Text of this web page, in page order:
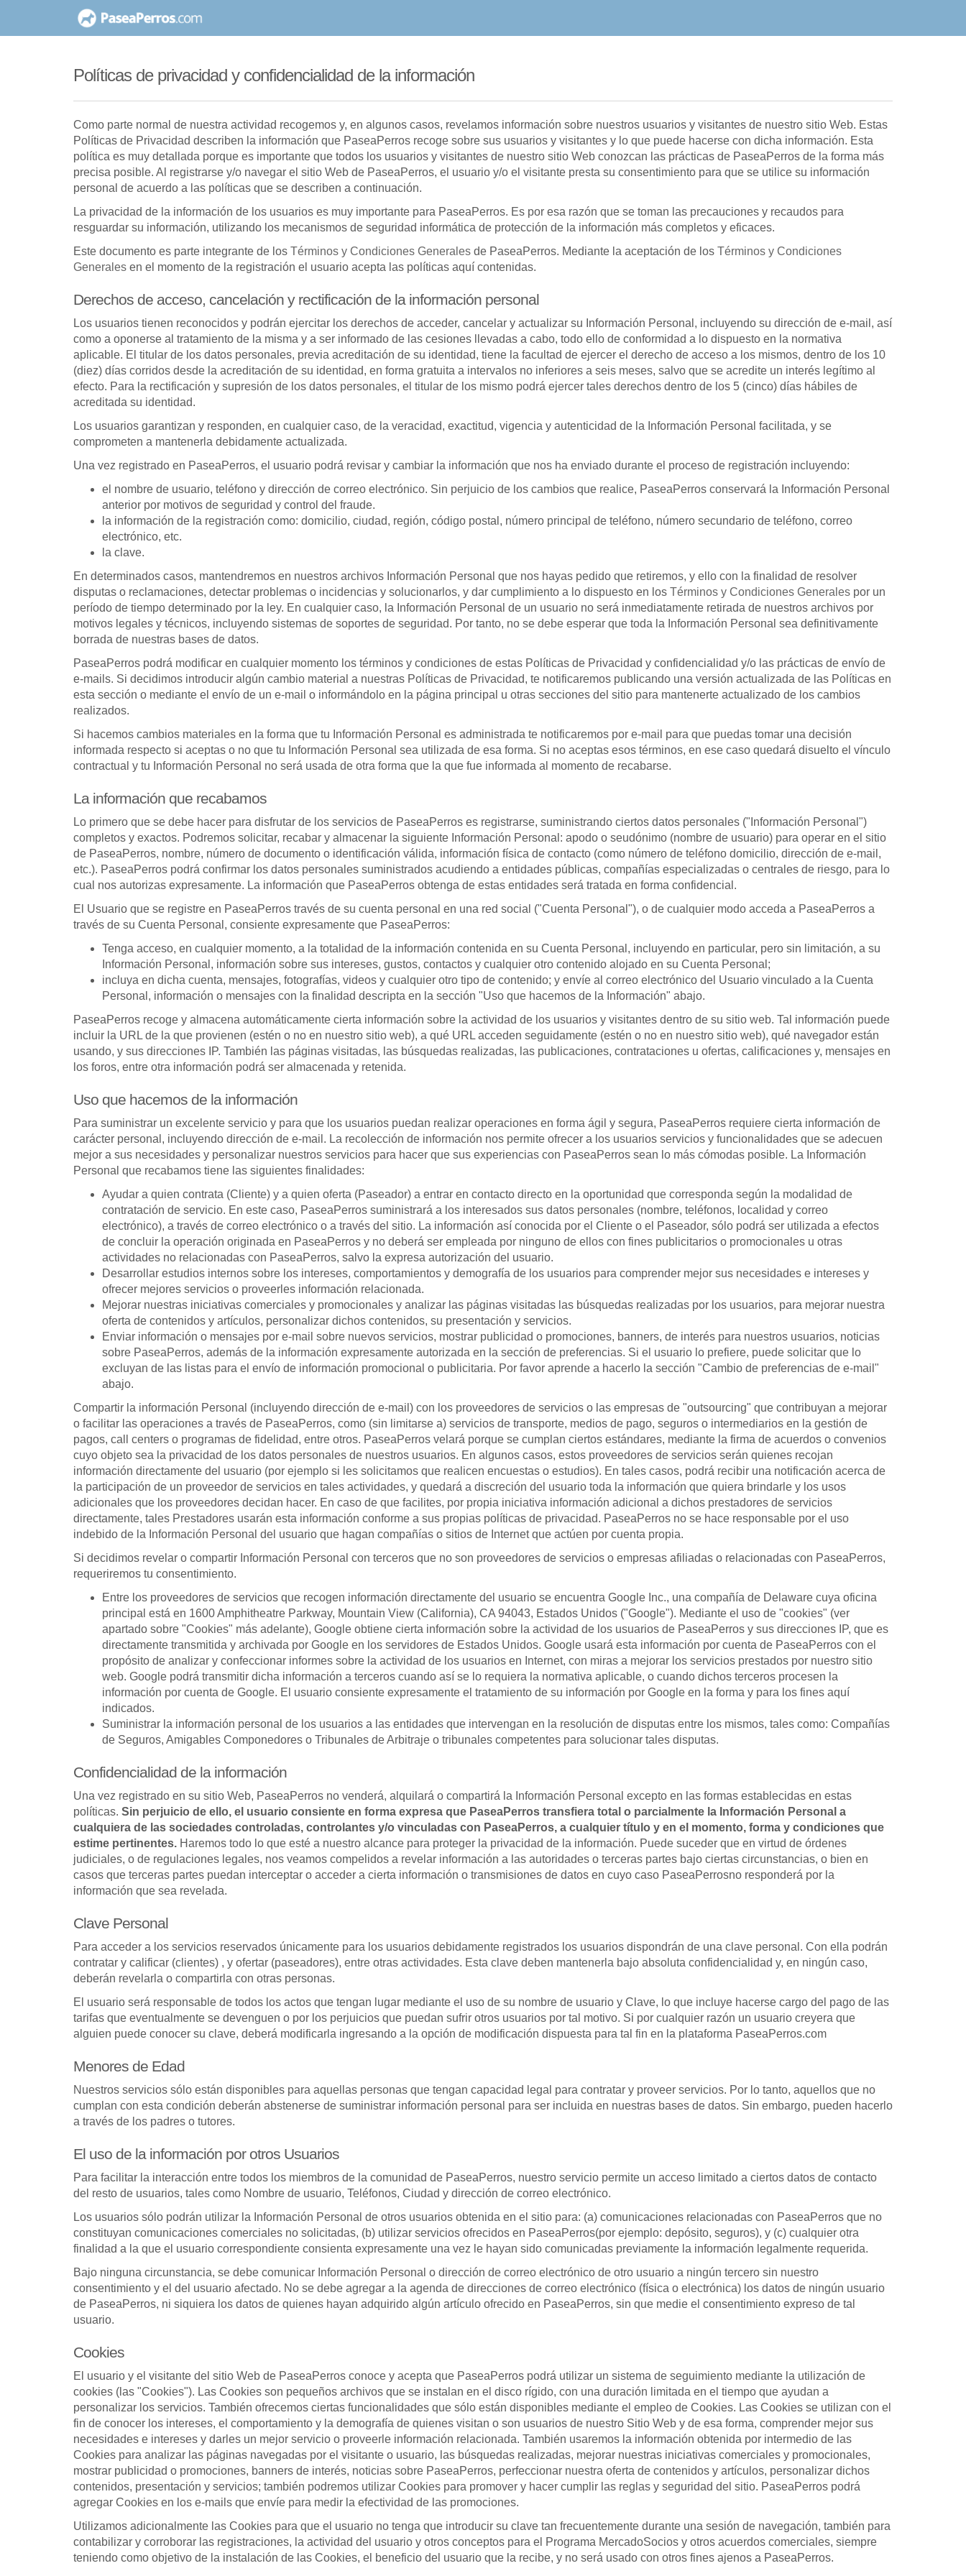
contenido
Políticas de privacidad y confidencialidad de la información
Como parte normal de nuestra actividad recogemos y, en algunos casos, revelamos información sobre nuestros usuarios y visitantes de nuestro sitio Web. Estas
Políticas de Privacidad describen la información que PaseaPerros recoge sobre sus usuarios y visitantes y lo que puede hacerse con dicha información. Esta
política es muy detallada porque es importante que todos los usuarios y visitantes de nuestro sitio Web conozcan las prácticas de PaseaPerros de la forma más
precisa posible. Al registrarse y/o navegar el sitio Web de PaseaPerros, el usuario y/o el visitante presta su consentimiento para que se utilice su información
personal de acuerdo a las políticas que se describen a continuación.
La privacidad de la información de los usuarios es muy importante para PaseaPerros. Es por esa razón que se toman las precauciones y recaudos para
resguardar su información, utilizando los mecanismos de seguridad informática de protección de la información más completos y eficaces.
Este documento es parte integrante de los Términos y Condiciones Generales de PaseaPerros. Mediante la aceptación de los Términos y Condiciones
Generales en el momento de la registración el usuario acepta las políticas aquí contenidas.
Derechos de acceso, cancelación y rectificación de la información personal
Los usuarios tienen reconocidos y podrán ejercitar los derechos de acceder, cancelar y actualizar su Información Personal, incluyendo su dirección de e-mail, así
como a oponerse al tratamiento de la misma y a ser informado de las cesiones llevadas a cabo, todo ello de conformidad a lo dispuesto en la normativa
aplicable. El titular de los datos personales, previa acreditación de su identidad, tiene la facultad de ejercer el derecho de acceso a los mismos, dentro de los 10
(diez) días corridos desde la acreditación de su identidad, en forma gratuita a intervalos no inferiores a seis meses, salvo que se acredite un interés legítimo al
efecto. Para la rectificación y supresión de los datos personales, el titular de los mismo podrá ejercer tales derechos dentro de los 5 (cinco) días hábiles de
acreditada su identidad.
Los usuarios garantizan y responden, en cualquier caso, de la veracidad, exactitud, vigencia y autenticidad de la Información Personal facilitada, y se
comprometen a mantenerla debidamente actualizada.
Una vez registrado en PaseaPerros, el usuario podrá revisar y cambiar la información que nos ha enviado durante el proceso de registración incluyendo:
el nombre de usuario, teléfono y dirección de correo electrónico. Sin perjuicio de los cambios que realice, PaseaPerros conservará la Información Personal
anterior por motivos de seguridad y control del fraude.
la información de la registración como: domicilio, ciudad, región, código postal, número principal de teléfono, número secundario de teléfono, correo
electrónico, etc.
la clave.
En determinados casos, mantendremos en nuestros archivos Información Personal que nos hayas pedido que retiremos, y ello con la finalidad de resolver
disputas o reclamaciones, detectar problemas o incidencias y solucionarlos, y dar cumplimiento a lo dispuesto en los Términos y Condiciones Generales por un
período de tiempo determinado por la ley. En cualquier caso, la Información Personal de un usuario no será inmediatamente retirada de nuestros archivos por
motivos legales y técnicos, incluyendo sistemas de soportes de seguridad. Por tanto, no se debe esperar que toda la Información Personal sea definitivamente
borrada de nuestras bases de datos.
PaseaPerros podrá modificar en cualquier momento los términos y condiciones de estas Políticas de Privacidad y confidencialidad y/o las prácticas de envío de
e-mails. Si decidimos introducir algún cambio material a nuestras Políticas de Privacidad, te notificaremos publicando una versión actualizada de las Políticas en
esta sección o mediante el envío de un e-mail o informándolo en la página principal u otras secciones del sitio para mantenerte actualizado de los cambios
realizados.
Si hacemos cambios materiales en la forma que tu Información Personal es administrada te notificaremos por e-mail para que puedas tomar una decisión
informada respecto si aceptas o no que tu Información Personal sea utilizada de esa forma. Si no aceptas esos términos, en ese caso quedará disuelto el vínculo
contractual y tu Información Personal no será usada de otra forma que la que fue informada al momento de recabarse.
La información que recabamos
Lo primero que se debe hacer para disfrutar de los servicios de PaseaPerros es registrarse, suministrando ciertos datos personales ("Información Personal")
completos y exactos. Podremos solicitar, recabar y almacenar la siguiente Información Personal: apodo o seudónimo (nombre de usuario) para operar en el sitio
de PaseaPerros, nombre, número de documento o identificación válida, información física de contacto (como número de teléfono domicilio, dirección de e-mail,
etc.). PaseaPerros podrá confirmar los datos personales suministrados acudiendo a entidades públicas, compañías especializadas o centrales de riesgo, para lo
cual nos autorizas expresamente. La información que PaseaPerros obtenga de estas entidades será tratada en forma confidencial.
El Usuario que se registre en PaseaPerros través de su cuenta personal en una red social ("Cuenta Personal"), o de cualquier modo acceda a PaseaPerros a
través de su Cuenta Personal, consiente expresamente que PaseaPerros:
Tenga acceso, en cualquier momento, a la totalidad de la información contenida en su Cuenta Personal, incluyendo en particular, pero sin limitación, a su
Información Personal, información sobre sus intereses, gustos, contactos y cualquier otro contenido alojado en su Cuenta Personal;
incluya en dicha cuenta, mensajes, fotografías, videos y cualquier otro tipo de contenido; y envíe al correo electrónico del Usuario vinculado a la Cuenta
Personal, información o mensajes con la finalidad descripta en la sección "Uso que hacemos de la Información" abajo.
PaseaPerros recoge y almacena automáticamente cierta información sobre la actividad de los usuarios y visitantes dentro de su sitio web. Tal información puede
incluir la URL de la que provienen (estén o no en nuestro sitio web), a qué URL acceden seguidamente (estén o no en nuestro sitio web), qué navegador están
usando, y sus direcciones IP. También las páginas visitadas, las búsquedas realizadas, las publicaciones, contrataciones u ofertas, calificaciones y, mensajes en
los foros, entre otra información podrá ser almacenada y retenida.
Uso que hacemos de la información
Para suministrar un excelente servicio y para que los usuarios puedan realizar operaciones en forma ágil y segura, PaseaPerros requiere cierta información de
carácter personal, incluyendo dirección de e-mail. La recolección de información nos permite ofrecer a los usuarios servicios y funcionalidades que se adecuen
mejor a sus necesidades y personalizar nuestros servicios para hacer que sus experiencias con PaseaPerros sean lo más cómodas posible. La Información
Personal que recabamos tiene las siguientes finalidades:
Ayudar a quien contrata (Cliente) y a quien oferta (Paseador) a entrar en contacto directo en la oportunidad que corresponda según la modalidad de
contratación de servicio. En este caso, PaseaPerros suministrará a los interesados sus datos personales (nombre, teléfonos, localidad y correo
electrónico), a través de correo electrónico o a través del sitio. La información así conocida por el Cliente o el Paseador, sólo podrá ser utilizada a efectos
de concluir la operación originada en PaseaPerros y no deberá ser empleada por ninguno de ellos con fines publicitarios o promocionales u otras
actividades no relacionadas con PaseaPerros, salvo la expresa autorización del usuario.
Desarrollar estudios internos sobre los intereses, comportamientos y demografía de los usuarios para comprender mejor sus necesidades e intereses y
ofrecer mejores servicios o proveerles información relacionada.
Mejorar nuestras iniciativas comerciales y promocionales y analizar las páginas visitadas las búsquedas realizadas por los usuarios, para mejorar nuestra
oferta de contenidos y artículos, personalizar dichos contenidos, su presentación y servicios.
Enviar información o mensajes por e-mail sobre nuevos servicios, mostrar publicidad o promociones, banners, de interés para nuestros usuarios, noticias
sobre PaseaPerros, además de la información expresamente autorizada en la sección de preferencias. Si el usuario lo prefiere, puede solicitar que lo
excluyan de las listas para el envío de información promocional o publicitaria. Por favor aprende a hacerlo la sección "Cambio de preferencias de e-mail"
abajo.
Compartir la información Personal (incluyendo dirección de e-mail) con los proveedores de servicios o las empresas de "outsourcing" que contribuyan a mejorar
o facilitar las operaciones a través de PaseaPerros, como (sin limitarse a) servicios de transporte, medios de pago, seguros o intermediarios en la gestión de
pagos, call centers o programas de fidelidad, entre otros. PaseaPerros velará porque se cumplan ciertos estándares, mediante la firma de acuerdos o convenios
cuyo objeto sea la privacidad de los datos personales de nuestros usuarios. En algunos casos, estos proveedores de servicios serán quienes recojan
información directamente del usuario (por ejemplo si les solicitamos que realicen encuestas o estudios). En tales casos, podrá recibir una notificación acerca de
la participación de un proveedor de servicios en tales actividades, y quedará a discreción del usuario toda la información que quiera brindarle y los usos
adicionales que los proveedores decidan hacer. En caso de que facilites, por propia iniciativa información adicional a dichos prestadores de servicios
directamente, tales Prestadores usarán esta información conforme a sus propias políticas de privacidad. PaseaPerros no se hace responsable por el uso
indebido de la Información Personal del usuario que hagan compañías o sitios de Internet que actúen por cuenta propia.
Si decidimos revelar o compartir Información Personal con terceros que no son proveedores de servicios o empresas afiliadas o relacionadas con PaseaPerros,
requeriremos tu consentimiento.
Entre los proveedores de servicios que recogen información directamente del usuario se encuentra Google Inc., una compañía de Delaware cuya oficina
principal está en 1600 Amphitheatre Parkway, Mountain View (California), CA 94043, Estados Unidos ("Google"). Mediante el uso de "cookies" (ver
apartado sobre "Cookies" más adelante), Google obtiene cierta información sobre la actividad de los usuarios de PaseaPerros y sus direcciones IP, que es
directamente transmitida y archivada por Google en los servidores de Estados Unidos. Google usará esta información por cuenta de PaseaPerros con el
propósito de analizar y confeccionar informes sobre la actividad de los usuarios en Internet, con miras a mejorar los servicios prestados por nuestro sitio
web. Google podrá transmitir dicha información a terceros cuando así se lo requiera la normativa aplicable, o cuando dichos terceros procesen la
información por cuenta de Google. El usuario consiente expresamente el tratamiento de su información por Google en la forma y para los fines aquí
indicados.
Suministrar la información personal de los usuarios a las entidades que intervengan en la resolución de disputas entre los mismos, tales como: Compañías
de Seguros, Amigables Componedores o Tribunales de Arbitraje o tribunales competentes para solucionar tales disputas.
Confidencialidad de la información
Una vez registrado en su sitio Web, PaseaPerros no venderá, alquilará o compartirá la Información Personal excepto en las formas establecidas en estas
políticas. Sin perjuicio de ello, el usuario consiente en forma expresa que PaseaPerros transfiera total o parcialmente la Información Personal a
cualquiera de las sociedades controladas, controlantes y/o vinculadas con PaseaPerros, a cualquier título y en el momento, forma y condiciones que
estime pertinentes. Haremos todo lo que esté a nuestro alcance para proteger la privacidad de la información. Puede suceder que en virtud de órdenes
judiciales, o de regulaciones legales, nos veamos compelidos a revelar información a las autoridades o terceras partes bajo ciertas circunstancias, o bien en
casos que terceras partes puedan interceptar o acceder a cierta información o transmisiones de datos en cuyo caso PaseaPerrosno responderá por la
información que sea revelada.
Clave Personal
Para acceder a los servicios reservados únicamente para los usuarios debidamente registrados los usuarios dispondrán de una clave personal. Con ella podrán
contratar y calificar (clientes) , y ofertar (paseadores), entre otras actividades. Esta clave deben mantenerla bajo absoluta confidencialidad y, en ningún caso,
deberán revelarla o compartirla con otras personas.
El usuario será responsable de todos los actos que tengan lugar mediante el uso de su nombre de usuario y Clave, lo que incluye hacerse cargo del pago de las
tarifas que eventualmente se devenguen o por los perjuicios que puedan sufrir otros usuarios por tal motivo. Si por cualquier razón un usuario creyera que
alguien puede conocer su clave, deberá modificarla ingresando a la opción de modificación dispuesta para tal fin en la plataforma PaseaPerros.com
Menores de Edad
Nuestros servicios sólo están disponibles para aquellas personas que tengan capacidad legal para contratar y proveer servicios. Por lo tanto, aquellos que no
cumplan con esta condición deberán abstenerse de suministrar información personal para ser incluida en nuestras bases de datos. Sin embargo, pueden hacerlo
a través de los padres o tutores.
El uso de la información por otros Usuarios
Para facilitar la interacción entre todos los miembros de la comunidad de PaseaPerros, nuestro servicio permite un acceso limitado a ciertos datos de contacto
del resto de usuarios, tales como Nombre de usuario, Teléfonos, Ciudad y dirección de correo electrónico.
Los usuarios sólo podrán utilizar la Información Personal de otros usuarios obtenida en el sitio para: (a) comunicaciones relacionadas con PaseaPerros que no
constituyan comunicaciones comerciales no solicitadas, (b) utilizar servicios ofrecidos en PaseaPerros(por ejemplo: depósito, seguros), y (c) cualquier otra
finalidad a la que el usuario correspondiente consienta expresamente una vez le hayan sido comunicadas previamente la información legalmente requerida.
Bajo ninguna circunstancia, se debe comunicar Información Personal o dirección de correo electrónico de otro usuario a ningún tercero sin nuestro
consentimiento y el del usuario afectado. No se debe agregar a la agenda de direcciones de correo electrónico (física o electrónica) los datos de ningún usuario
de PaseaPerros, ni siquiera los datos de quienes hayan adquirido algún artículo ofrecido en PaseaPerros, sin que medie el consentimiento expreso de tal
usuario.
Cookies
El usuario y el visitante del sitio Web de PaseaPerros conoce y acepta que PaseaPerros podrá utilizar un sistema de seguimiento mediante la utilización de
cookies (las "Cookies"). Las Cookies son pequeños archivos que se instalan en el disco rígido, con una duración limitada en el tiempo que ayudan a
personalizar los servicios. También ofrecemos ciertas funcionalidades que sólo están disponibles mediante el empleo de Cookies. Las Cookies se utilizan con el
fin de conocer los intereses, el comportamiento y la demografía de quienes visitan o son usuarios de nuestro Sitio Web y de esa forma, comprender mejor sus
necesidades e intereses y darles un mejor servicio o proveerle información relacionada. También usaremos la información obtenida por intermedio de las
Cookies para analizar las páginas navegadas por el visitante o usuario, las búsquedas realizadas, mejorar nuestras iniciativas comerciales y promocionales,
mostrar publicidad o promociones, banners de interés, noticias sobre PaseaPerros, perfeccionar nuestra oferta de contenidos y artículos, personalizar dichos
contenidos, presentación y servicios; también podremos utilizar Cookies para promover y hacer cumplir las reglas y seguridad del sitio. PaseaPerros podrá
agregar Cookies en los e-mails que envíe para medir la efectividad de las promociones.
Utilizamos adicionalmente las Cookies para que el usuario no tenga que introducir su clave tan frecuentemente durante una sesión de navegación, también para
contabilizar y corroborar las registraciones, la actividad del usuario y otros conceptos para el Programa MercadoSocios y otros acuerdos comerciales, siempre
teniendo como objetivo de la instalación de las Cookies, el beneficio del usuario que la recibe, y no será usado con otros fines ajenos a PaseaPerros.